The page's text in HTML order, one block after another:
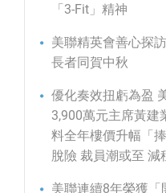
「3-Fit」精神
美聯精英會善心探
長者同賀中秋
優化奏效扭虧為盈
3,900萬元主席黃建
料全年樓價升幅「
脫險 裁員潮或至 減
美聯連續8年榮獲